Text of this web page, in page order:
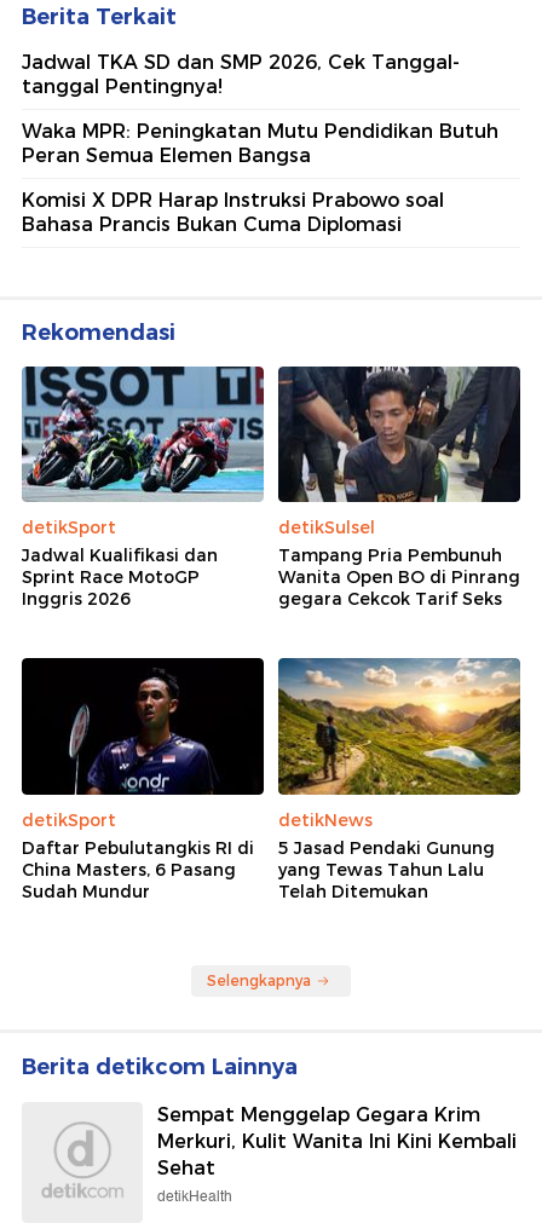
Berita Terkait
Jadwal TKA SD dan SMP 2026, Cek Tanggal-
tanggal Pentingnya!
Waka MPR: Peningkatan Mutu Pendidikan Butuh
Peran Semua Elemen Bangsa
Komisi X DPR Harap Instruksi Prabowo soal
Bahasa Prancis Bukan Cuma Diplomasi
Rekomendasi
detikSport
Jadwal Kualifikasi dan
Sprint Race MotoGP
Inggris 2026
detikSulsel
Tampang Pria Pembunuh
Wanita Open BO di Pinrang
gegara Cekcok Tarif Seks
detikSport
Daftar Pebulutangkis RI di
China Masters, 6 Pasang
Sudah Mundur
detikNews
5 Jasad Pendaki Gunung
yang Tewas Tahun Lalu
Telah Ditemukan
Selengkapnya
Berita detikcom Lainnya
Sempat Menggelap Gegara Krim
Merkuri, Kulit Wanita Ini Kini Kembali
Sehat
detikHealth